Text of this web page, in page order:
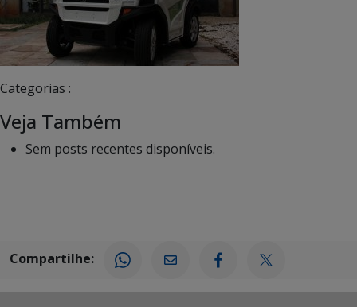
Categorias :
Veja Também
Sem posts recentes disponíveis.
Compartilhe: